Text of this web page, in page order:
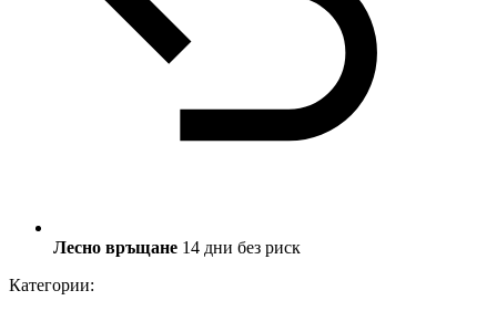
Лесно връщане 14 дни без риск
Категории: